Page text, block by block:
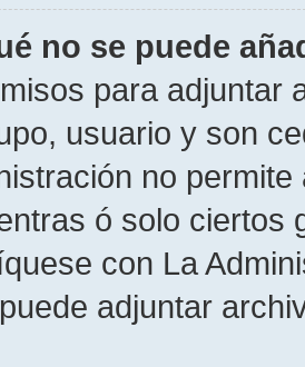
no se puede
para adjuntar
usuario y son
no
ó solo ciertos
con La
adjuntar